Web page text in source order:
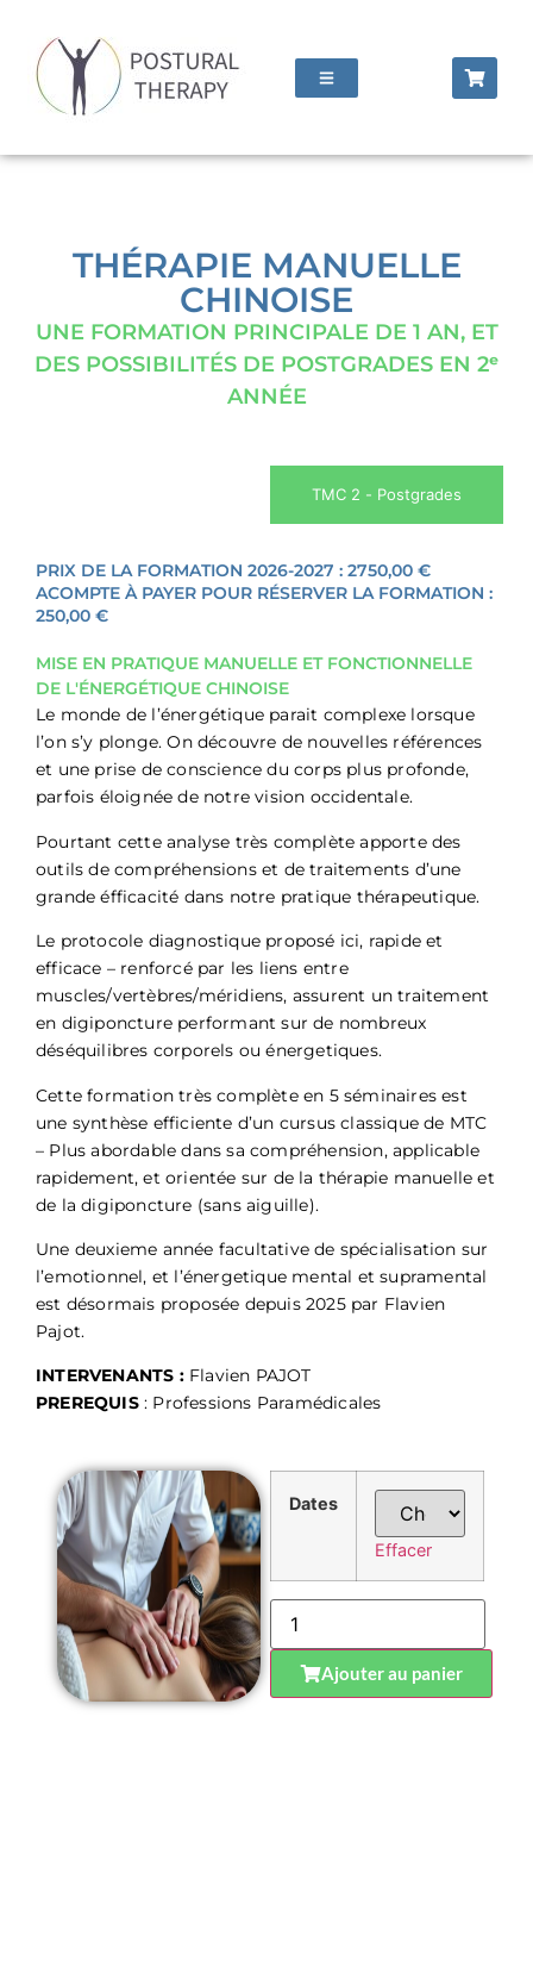
THÉRAPIE MANUELLE
CHINOISE
UNE FORMATION PRINCIPALE DE 1 AN, ET
DES POSSIBILITÉS DE POSTGRADES EN 2ᵉ
ANNÉE
TMC 2 - Postgrades
PRIX DE LA FORMATION 2026-2027 : 2750,00 €
ACOMPTE À PAYER POUR RÉSERVER LA FORMATION :
250,00 €
MISE EN PRATIQUE MANUELLE ET FONCTIONNELLE
DE L'ÉNERGÉTIQUE CHINOISE
Le monde de l’énergétique parait complexe lorsque
l’on s’y plonge. On découvre de nouvelles références
et une prise de conscience du corps plus profonde,
parfois éloignée de notre vision occidentale.
Pourtant cette analyse très complète apporte des
outils de compréhensions et de traitements d’une
grande éfficacité dans notre pratique thérapeutique.
Le protocole diagnostique proposé ici, rapide et
efficace – renforcé par les liens entre
muscles/vertèbres/méridiens, assurent un traitement
en digiponcture performant sur de nombreux
déséquilibres corporels ou énergetiques.
Cette formation très complète en 5 séminaires est
une synthèse efficiente d’un cursus classique de MTC
– Plus abordable dans sa compréhension, applicable
rapidement, et orientée sur de la thérapie manuelle et
de la digiponcture (sans aiguille).
Une deuxieme année facultative de spécialisation sur
l’emotionnel, et l’énergetique mental et supramental
est désormais proposée depuis 2025 par Flavien
Pajot.
INTERVENANTS : Flavien PAJOT
PREREQUIS: Professions Paramédicales
Dates
Effacer
Ajouter au panier